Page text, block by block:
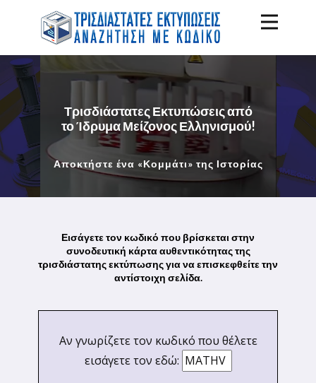
Τρισδιάστατες Εκτυπώσεις από
το Ίδρυμα Μείζονος Ελληνισμού!
Αποκτήστε ένα «Κομμάτι» της Ιστορίας
Εισάγετε τον κωδικό που βρίσκεται στην
συνοδευτική κάρτα αυθεντικότητας της
τρισδιάστατης εκτύπωσης για να επισκεφθείτε την
αντίστοιχη σελίδα.
Αν γνωρίζετε τον κωδικό που θέλετε
εισάγετε τον εδώ: